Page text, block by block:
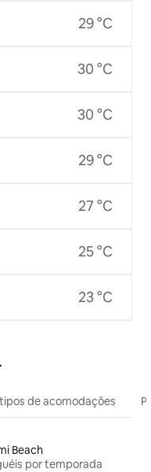
29 °C
30 °C
30 °C
29 °C
27 °C
25 °C
23 °C
de acomodações
Beach
por temporada